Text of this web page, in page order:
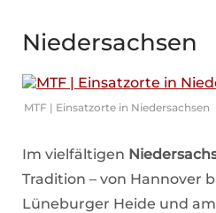
Niedersachsen
MTF | Einsatzorte in Niedersachsen
Im vielfältigen
Tradition – von Hannover
Lüneburger Heide und